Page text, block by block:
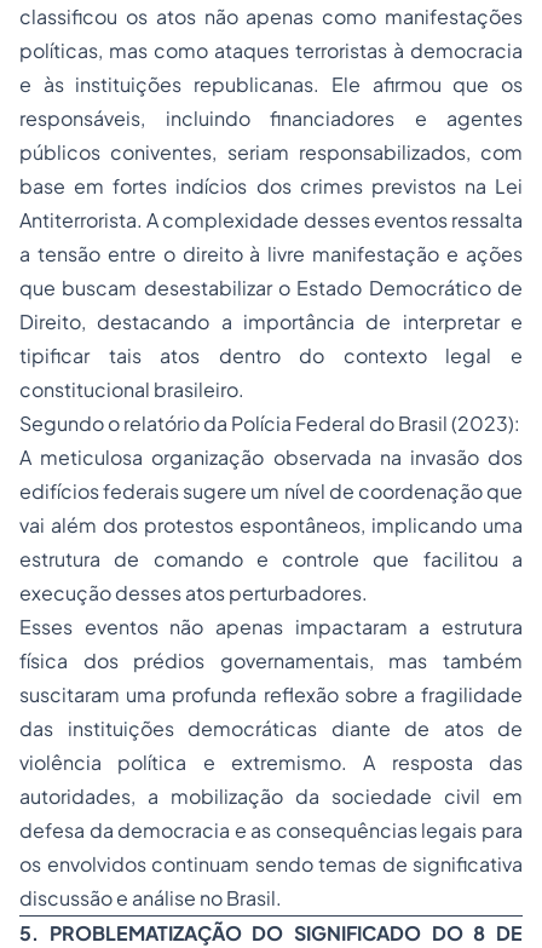
classificou os atos não apenas como manifestações
políticas, mas como ataques terroristas à democracia
e às instituições republicanas. Ele afirmou que os
responsáveis, incluindo financiadores e agentes
públicos coniventes, seriam responsabilizados, com
base em fortes indícios dos crimes previstos na Lei
Antiterrorista. A complexidade desses eventos ressalta
a tensão entre o direito à livre manifestação e ações
que buscam desestabilizar o Estado Democrático de
Direito, destacando a importância de interpretar e
tipificar tais atos dentro do contexto legal e
constitucional brasileiro.
Segundo o relatório da Polícia Federal do Brasil (2023):
A meticulosa organização observada na invasão dos
edifícios federais sugere um nível de coordenação que
vai além dos protestos espontâneos, implicando uma
estrutura de comando e controle que facilitou a
execução desses atos perturbadores.
Esses eventos não apenas impactaram a estrutura
física dos prédios governamentais, mas também
suscitaram uma profunda reflexão sobre a fragilidade
das instituições democráticas diante de atos de
violência política e extremismo. A resposta das
autoridades, a mobilização da sociedade civil em
defesa da democracia e as consequências legais para
os envolvidos continuam sendo temas de significativa
discussão e análise no Brasil.
5. PROBLEMATIZAÇÃO DO SIGNIFICADO DO 8 DE